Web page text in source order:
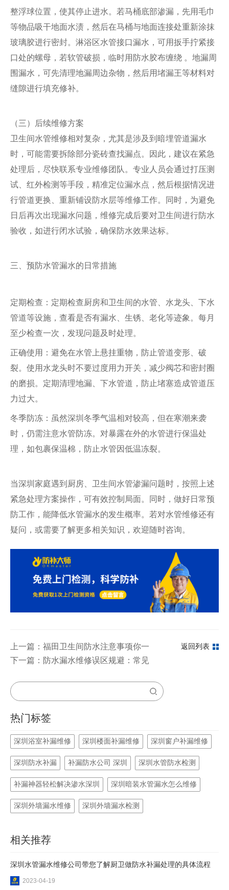
整浮球位置，使其停止进水。若马桶底部渗漏，先用毛巾
等物品吸干地面水渍，然后在马桶与地面连接处重新涂抹
玻璃胶进行密封。淋浴区水管接口漏水，可用扳手拧紧接
口处的螺母，若软管破损，临时用防水胶布缠绕 。地漏周
围漏水，可先清理地漏周边杂物，然后用堵漏王等材料对
缝隙进行填充修补。
（三）后续维修方案
卫生间水管维修相对复杂，尤其是涉及到暗埋管道漏水
时，可能需要拆除部分瓷砖查找漏点。因此，建议在紧急
处理后，尽快联系专业维修团队。专业人员会通过打压测
试、红外检测等手段，精准定位漏水点，然后根据情况进
行管道更换、重新铺设防水层等维修工作。同时，为避免
日后再次出现漏水问题，维修完成后要对卫生间进行防水
验收，如进行闭水试验，确保防水效果达标。
三、预防水管漏水的日常措施
定期检查：定期检查厨房和卫生间的水管、水龙头、下水
管道等设施，查看是否有漏水、生锈、老化等迹象。每月
至少检查一次，发现问题及时处理。
正确使用：避免在水管上悬挂重物，防止管道变形、破
裂。使用水龙头时不要过度用力开关，减少阀芯和密封圈
的磨损。定期清理地漏、下水管道，防止堵塞造成管道压
力过大。
冬季防冻：虽然深圳冬季气温相对较高，但在寒潮来袭
时，仍需注意水管防冻。对暴露在外的水管进行保温处
理，如包裹保温棉，防止水管因低温冻裂。
当深圳家庭遇到厨房、卫生间水管渗漏问题时，按照上述
紧急处理方案操作，可有效控制局面。同时，做好日常预
防工作，能降低水管漏水的发生概率。若对水管维修还有
疑问，或需要了解更多相关知识，欢迎随时咨询。
上一篇：福田卫生间防水注意事项你一定要知道返回列表
下一篇：防水漏水维修误区规避：常见渗漏点漏检风险与科
热门标签
深圳浴室补漏维修 深圳楼面补漏维修 深圳窗户补漏维修
深圳防水补漏 补漏防水公司 深圳 深圳水管防水检测
补漏神器轻松解决渗水深圳 深圳暗装水管漏水怎么维修
深圳外墙漏水维修 深圳外墙漏水检测
相关推荐
深圳水管漏水维修公司带您了解厨卫做防水补漏处理的具体流程
2023-04-19